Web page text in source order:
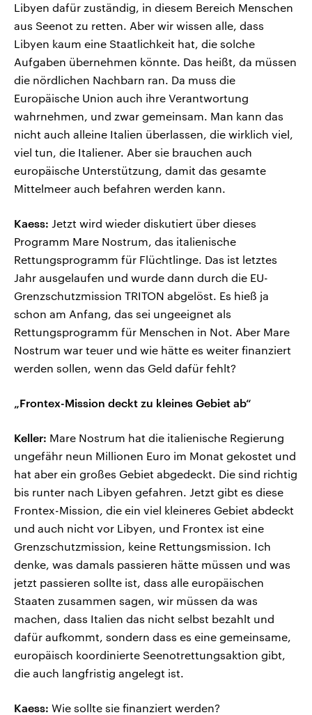
Libyen dafür zuständig, in diesem Bereich Menschen
aus Seenot zu retten. Aber wir wissen alle, dass
Libyen kaum eine Staatlichkeit hat, die solche
Aufgaben übernehmen könnte. Das heißt, da müssen
die nördlichen Nachbarn ran. Da muss die
Europäische Union auch ihre Verantwortung
wahrnehmen, und zwar gemeinsam. Man kann das
nicht auch alleine Italien überlassen, die wirklich viel,
viel tun, die Italiener. Aber sie brauchen auch
europäische Unterstützung, damit das gesamte
Mittelmeer auch befahren werden kann.
Kaess: Jetzt wird wieder diskutiert über dieses
Programm Mare Nostrum, das italienische
Rettungsprogramm für Flüchtlinge. Das ist letztes
Jahr ausgelaufen und wurde dann durch die EU-
Grenzschutzmission TRITON abgelöst. Es hieß ja
schon am Anfang, das sei ungeeignet als
Rettungsprogramm für Menschen in Not. Aber Mare
Nostrum war teuer und wie hätte es weiter finanziert
werden sollen, wenn das Geld dafür fehlt?
„Frontex-Mission deckt zu kleines Gebiet ab“
Keller: Mare Nostrum hat die italienische Regierung
ungefähr neun Millionen Euro im Monat gekostet und
hat aber ein großes Gebiet abgedeckt. Die sind richtig
bis runter nach Libyen gefahren. Jetzt gibt es diese
Frontex-Mission, die ein viel kleineres Gebiet abdeckt
und auch nicht vor Libyen, und Frontex ist eine
Grenzschutzmission, keine Rettungsmission. Ich
denke, was damals passieren hätte müssen und was
jetzt passieren sollte ist, dass alle europäischen
Staaten zusammen sagen, wir müssen da was
machen, dass Italien das nicht selbst bezahlt und
dafür aufkommt, sondern dass es eine gemeinsame,
europäisch koordinierte Seenotrettungsaktion gibt,
die auch langfristig angelegt ist.
Kaess: Wie sollte sie finanziert werden?